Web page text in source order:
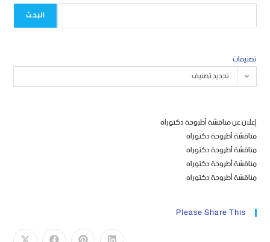
البحث
تصنيفات
تحديد تصنيف
إعلان عن مناقشة أطروحة دكتوراه
مناقشة أطروحة دكتوراه
مناقشة أطروحة دكتوراه
مناقشة أطروحة دكتوراه
مناقشة أطروحة دكتوراه
Please Share This